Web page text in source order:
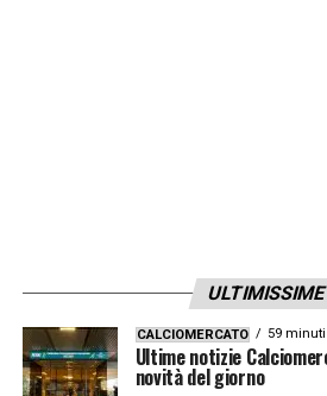
6).All.Allegri.
LA PLAYLIST DELLE
ULTIMISSIME
CALCIOMERCATO 59
Ultime notizie
novità del giorno